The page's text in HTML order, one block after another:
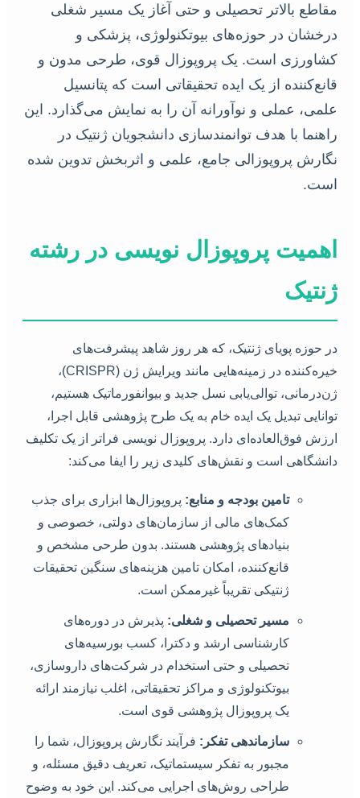
مقاطع بالاتر تحصیلی و حتی آغاز یک مسیر شغلی
درخشان در حوزه‌های بیوتکنولوژی، پزشکی و
کشاورزی است. یک پروپوزال قوی، طرحی مدون و
قانع‌کننده از یک ایده تحقیقاتی است که پتانسیل
علمی، عملی و نوآورانه آن را به نمایش می‌گذارد. این
راهنما با هدف توانمندسازی دانشجویان ژنتیک در
نگارش پروپوزالی جامع، علمی و اثربخش تدوین شده
است.
اهمیت پروپوزال نویسی در رشته
ژنتیک
در حوزه پویای ژنتیک، که هر روز شاهد پیشرفت‌های
خیره‌کننده در زمینه‌هایی مانند ویرایش ژن (CRISPR)،
ژن‌درمانی، توالی‌یابی نسل جدید و بیوانفورماتیک هستیم،
توانایی تبدیل یک ایده خام به یک طرح پژوهشی قابل اجرا،
ارزش فوق‌العاده‌ای دارد. پروپوزال نویسی فراتر از یک تکلیف
دانشگاهی است و نقش‌های کلیدی زیر را ایفا می‌کند:
تامین بودجه و منابع: پروپوزال‌ها ابزاری برای جذب
کمک‌های مالی از سازمان‌های دولتی، خصوصی و
بنیادهای پژوهشی هستند. بدون طرحی مشخص و
قانع‌کننده، امکان تامین هزینه‌های سنگین تحقیقات
ژنتیکی تقریباً غیرممکن است.
مسیر تحصیلی و شغلی: پذیرش در دوره‌های
کارشناسی ارشد و دکترا، کسب بورسیه‌های
تحصیلی و حتی استخدام در شرکت‌های داروسازی،
بیوتکنولوژی و مراکز تحقیقاتی، اغلب نیازمند ارائه
یک پروپوزال پژوهشی قوی است.
سازماندهی تفکر: فرآیند نگارش پروپوزال، شما را
مجبور به تفکر سیستماتیک، تعریف دقیق مسئله، و
طراحی روش‌های اجرایی می‌کند. این خود به وضوح